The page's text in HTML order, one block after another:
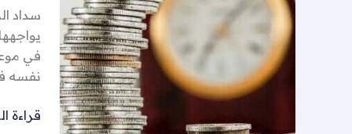
سداد
في
نفسه
قراءة